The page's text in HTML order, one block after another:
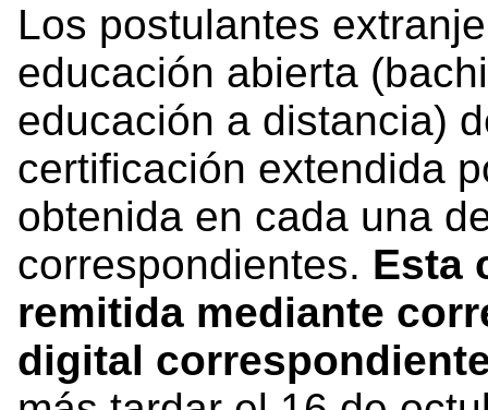
Los postulantes
educación abierta
educación a distancia)
certificación extendida
obtenida en cada una
correspondientes. Esta
remitida mediante
digital